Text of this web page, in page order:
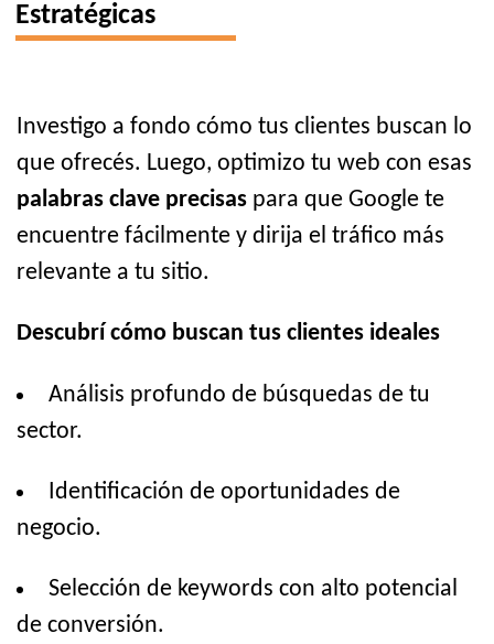
Estratégicas
Investigo a fondo cómo tus clientes buscan lo
que ofrecés. Luego, optimizo tu web con esas
palabras clave precisas para que Google te
encuentre fácilmente y dirija el tráfico más
relevante a tu sitio.
Descubrí cómo buscan tus clientes ideales
Análisis profundo de búsquedas de tu
sector.
Identificación de oportunidades de
negocio.
Selección de keywords con alto potencial
de conversión.